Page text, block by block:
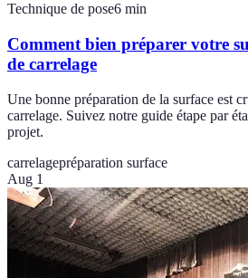
Technique de pose6 min
Comment bien préparer votre
de carrelage
Une bonne préparation de la surface est
carrelage. Suivez notre guide étape par
projet.
carrelagepréparation surface
Aug 1